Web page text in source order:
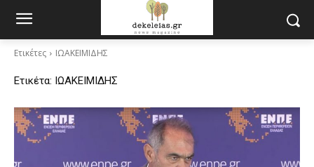
Ετικέτες ΙΩΑΚΕΙΜΙΔΗΣ
Ετικέτα: ΙΩΑΚΕΙΜΙΔΗΣ